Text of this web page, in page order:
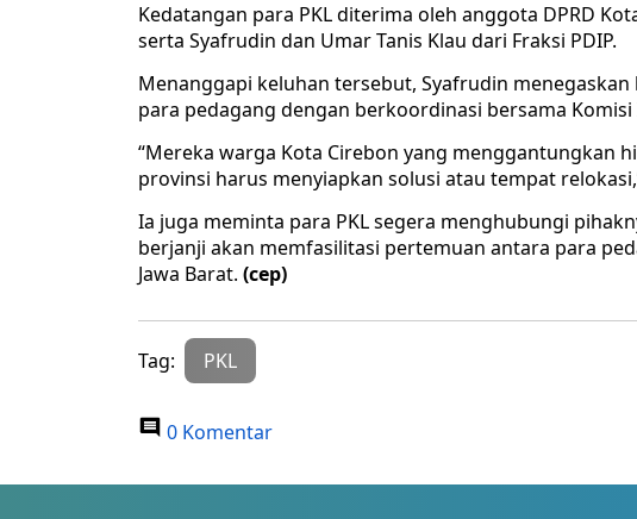
Kedatangan para PKL diterima oleh anggota DPRD
serta Syafrudin dan Umar Tanis Klau dari Fraksi PDIP.
Menanggapi keluhan tersebut, Syafrudin
para pedagang dengan berkoordinasi bersama
“Mereka warga Kota Cirebon yang menggantungkan
provinsi harus menyiapkan solusi atau tempat
Ia juga meminta para PKL segera menghubungi
berjanji akan memfasilitasi pertemuan antara para
Jawa Barat. (cep)
Tag: PKL
0 Komentar